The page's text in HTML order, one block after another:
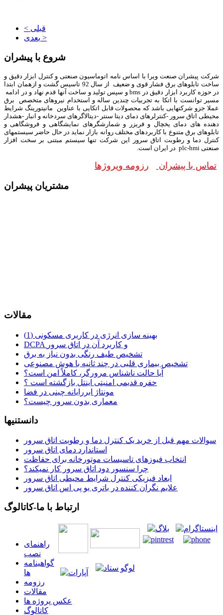
< قبلی
بعدی >
شروع با پیشران
شرکت پیشران صنعت ویرا با اساس نامه اتوماسیون صنعتی و کنترل ابزار دقیق و
ساخت تابلوهای برق فشار قوی و ضعیف از سال 92 تاسیس گشت و ازهمان ابتدا
در حوزه کاربرد ابزار دقیق در bms و سپس تولید و ساخت آنها قدم نهاد و در ادامه
مسیر توانست با اتکا به تجربیات چندین ساله و استخدام نیروهای متخصص برق
عملا جزو شرکتهایی باشد که محصولات قابل اتکایی با عناوین مانیتورینگ شرایط
محیطی اتاق سرور -کنترلرهای دمای دیتا سنتر -دیتالاگرهای سردخانه و انبار -هشدار
دهنده های دمای یخچال و فریزر و شمارشگرهای نمایشگاهی و فروشگاهی و
تابلوهای برق متنوع با کاربردهای مختلف روانه بازار نماید در حال حاضر سیستمهای
کنترل دما و رطوبت اتاق سرور این شرکت تنها سیستم مبتنی بر سخت افزار
صنعتی plc-hmi در ایران است.
تماس با پیشران رزومه وپروژها
مشتریان پیشران
مقالات
بهینه سازی انرژی در کاربری مسکونی (1)
DCPA و کاربرد آن در اتاق سرور
تشخیص طیف رنگی بدون نیاز به برق
تشخیص بیماری قلبی در چند ثانیه با هوش مصنوعی
آیا حالت ناشناس مرورگر، کاملاً امن است؟
حفره قدیمی امنیتی اینتل بازگشته است ؟
مونتاژ ابررایانه چینی در فضا
معماری بدون سرور چیست؟
دانستنیها
سوالات مهم قبل از خرید یک کنترل دما و رطوبت اتاق سرور
استاندارد دمای اتاق سرور
انتخاب فیوزهای تاسیسات موتورخانه برای حفاظت
چرا سنسور دود اتاق سرور کار نمیکند؟
ابعاد فیزیکی کنترل شرایط محیطی اتاق سرور
علایم نگران کننده در باتری یو پی اس اتاق سرور
ارتباط با ما-کاتالوگ
راهنمای
نصب
گواهينامه
ها
رزومه
مقالات
عکس پروژه ها
کاتالوگ